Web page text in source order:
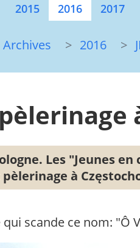
2015 2016 2017
Archives 2016
Les "Jeunes
à
scande ce nom: "Ô